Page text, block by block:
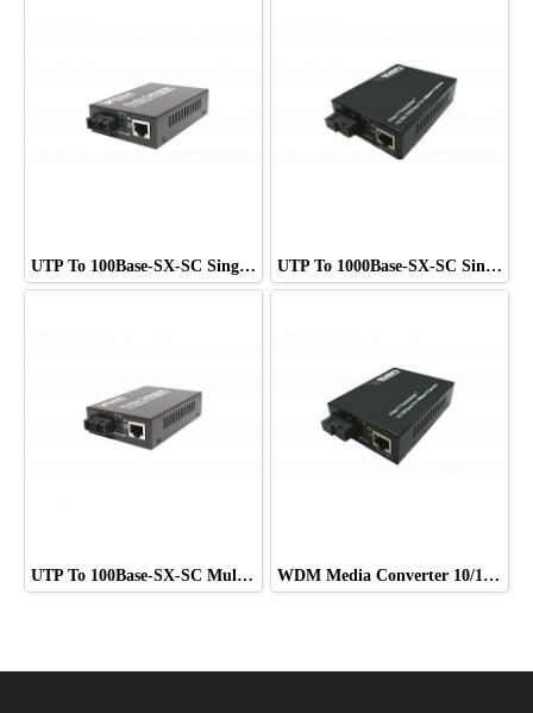
UTP To 100Base-SX-SC Single Mode ยี่ห้อ WIDEN UTP To 1000Base-SX-SC Single Mode ยี่ห้อ WIDEN
UTP To 100Base-SX-SC Multi Mode ยี่ห้อ WIDEN WDM Media Converter 10/100 Single Mode ,1 Port RJ45 ยี่ห้อ WIDEN